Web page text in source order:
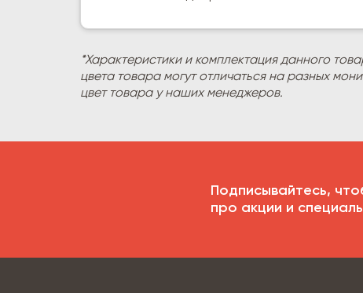
*Характеристики и комплектация данного
цвета товара могут отличаться на разных
цвет товара у наших менеджеров.
Подписывайтесь,
про акции и